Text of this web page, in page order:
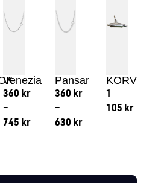
Venezia
360 kr
–
745 kr
Pansar
360 kr
–
630 kr
KORV
1
105 kr